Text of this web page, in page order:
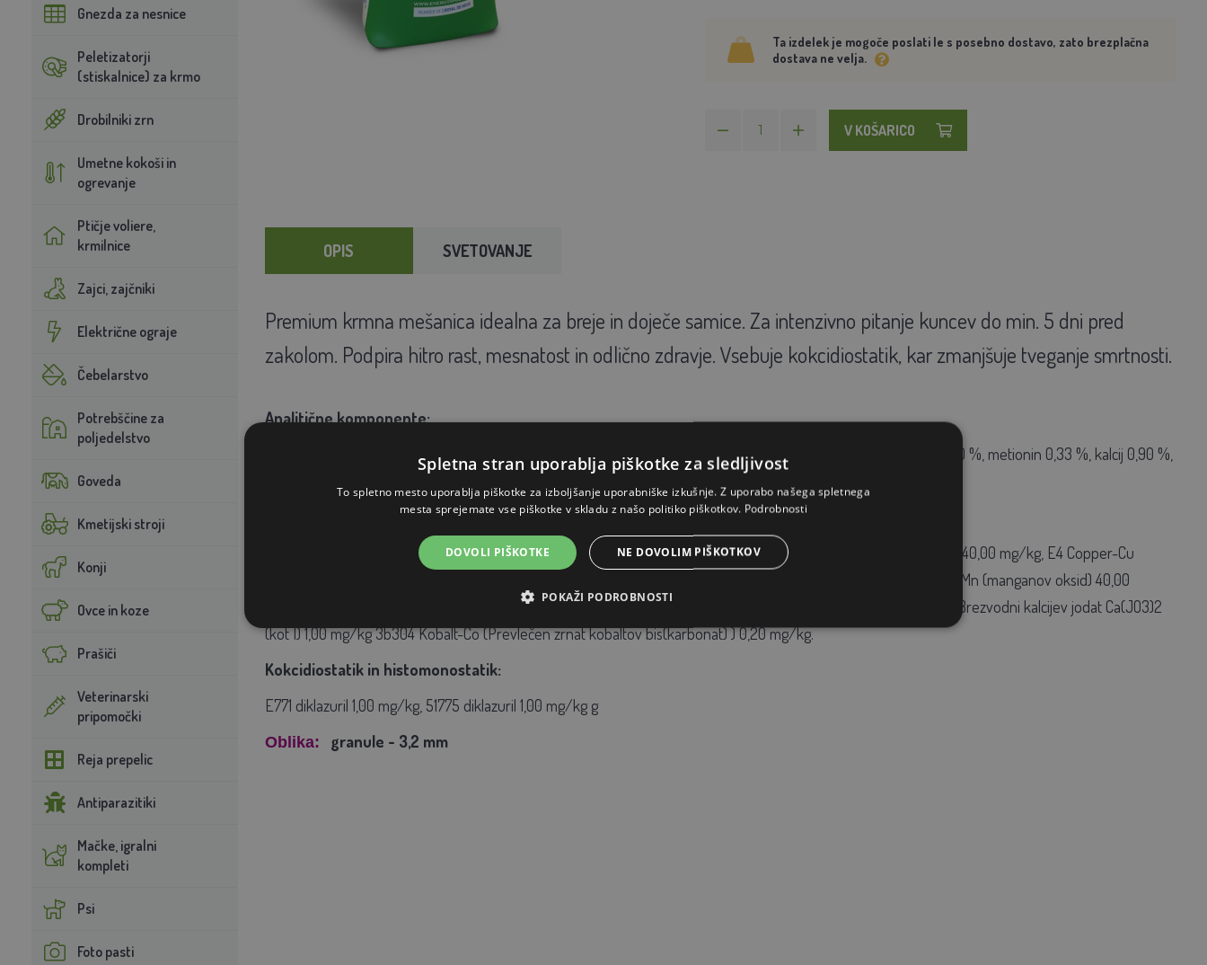
Gnezda za nesnice
Peletizatorji
(stiskalnice) za krmo
Drobilniki zrn
Umetne kokoši in
ogrevanje
Ptičje voliere,
krmilnice
Zajci, zajčniki
Električne ograje
Čebelarstvo
Potrebščine za
poljedelstvo
Goveda
Kmetijski stroji
Konji
Ovce in koze
Prašiči
Veterinarski
pripomočki
Reja prepelic
Antiparazitiki
Mačke, igralni
kompleti
Psi
Foto pasti
Ta izdelek je mogoče poslati le s posebno dostavo, zato brezplačna
dostava ne velja.
V KOŠARICO
OPIS SVETOVANJE
Premium krmna mešanica idealna za breje in doječe samice. Za intenzivno pitanje kuncev do min. 5 dni pred
zakolom. Podpira hitro rast, mesnatost in odlično zdravje. Vsebuje kokcidiostatik, kar zmanjšuje tveganje smrtnosti.
Analitične komponente:
Surove beljakovine 16,20 %, surova olja in maščobe 4,70 %, surova vlaknina 16,90 %, surovi pepel 6,70 %, lizin 0,90 %, metionin 0,33 %, kalcij 0,90 %,
3a672a Vitamin A 10.000,00 IU/kg, 3a671 Vitamin D3 1000,00 IU/kg, 3a700 Vitamin E (all-rac-alfa-tokoferol acetat) 40,00 mg/kg, E4 Copper-Cu
(bakrov sulfat pentahidrat) 10,00 mg/kg, 3b605 Cink-Zn (cinkov sulfat monohidrat) 66,00 mg/kg, 3b502 Mangan-Mn (manganov oksid) 40,00
mg/kg, E1 Železo-Fe (železov sulfat heptahidrat) 51,00 mg/kg, E8 Selen-Se (natrijev selenit) 0,20 mg/kg, 3
b202 Brezvodni kalcijev jodat Ca(JO3)2
(kot I) 1,00 mg/kg3b304 Kobalt-Co (Prevlečen zrnat kobaltov bis(karbonat) ) 0,20 mg/kg.
Kokcidiostatik in histomonostatik:
E771 diklazuril 1,00 mg/kg, 51775 diklazuril 1,00 mg/kg g
Oblika: granule - 3,2 mm
Spletna stran uporablja piškotke za sledljivost
To spletno mesto uporablja piškotke za izboljšanje uporabniške izkušnje. Z uporabo našega spletnega
mesta sprejemate vse piškotke v skladu z našo politiko piškotkov. Podrobnosti
DOVOLI PIŠKOTKE NE DOVOLIM PIŠKOTKOV
POKAŽI PODROBNOSTI